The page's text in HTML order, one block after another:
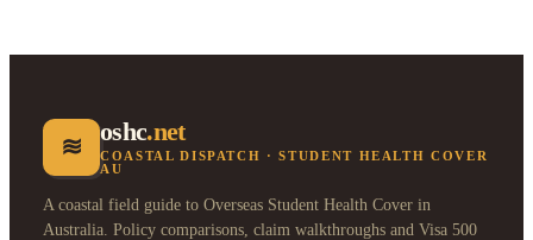
≋
oshc.net
COASTAL DISPATCH · STUDENT HEALTH COVER
AU
A coastal field guide to Overseas Student Health Cover in
Australia. Policy comparisons, claim walkthroughs and Visa 500